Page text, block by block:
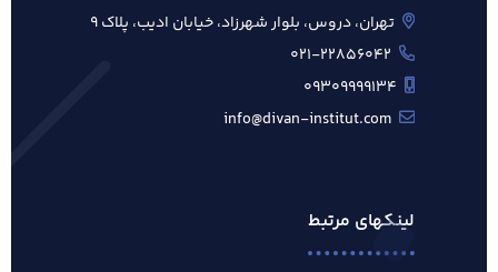
تهران، دروس، بلوار شهرزاد، خیابان ادیب، پلاک ۹
لینکهای مرتبط